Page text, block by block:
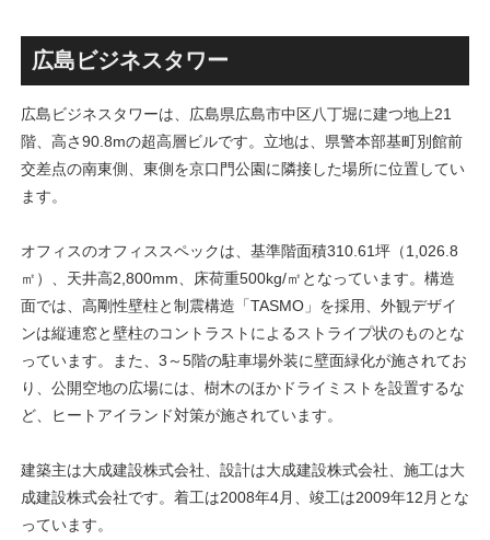
による新たな駅前拠点が2026
年秋誕生へ！！
表！！
広島ビジネスタワー
広島ビジネスタワーは、広島県広島市中区八丁堀に建つ地上21
階、高さ90.8mの超高層ビルです。立地は、県警本部基町別館前
交差点の南東側、東側を京口門公園に隣接した場所に位置してい
ます。
オフィスのオフィススペックは、基準階面積310.61坪（1,026.8
㎡）、天井高2,800mm、床荷重500kg/㎡となっています。構造
面では、高剛性壁柱と制震構造「TASMO」を採用、外観デザイ
ンは縦連窓と壁柱のコントラストによるストライプ状のものとな
っています。また、3～5階の駐車場外装に壁面緑化が施されてお
り、公開空地の広場には、樹木のほかドライミストを設置するな
ど、ヒートアイランド対策が施されています。
建築主は大成建設株式会社、設計は大成建設株式会社、施工は大
成建設株式会社です。着工は2008年4月、竣工は2009年12月とな
っています。